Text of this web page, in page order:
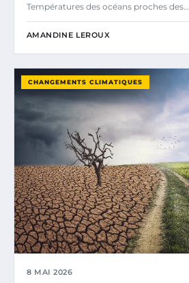
Températures des océans proches des…
AMANDINE LEROUX
CHANGEMENTS CLIMATIQUES
8 MAI 2026